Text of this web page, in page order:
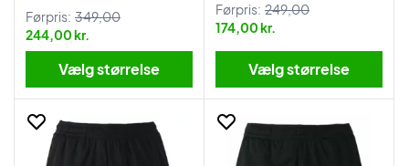
Førpris: 349,00
244,00 kr.
Vælg størrelse
Førpris: 249,00
174,00 kr.
Vælg størrelse